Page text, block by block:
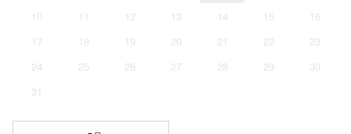
10
11 12 13 14 15
16
17
18 19 20 21 22
23
24
25 26 27 28 29
30
31